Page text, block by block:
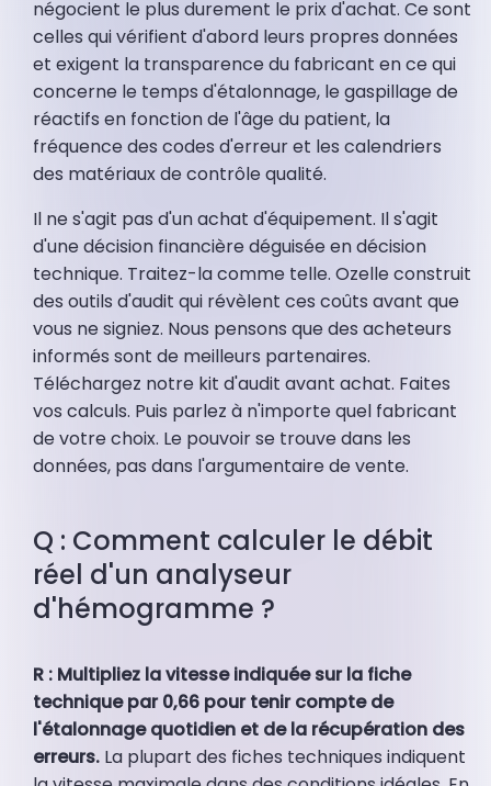
négocient le plus durement le prix d'achat. Ce sont
celles qui vérifient d'abord leurs propres données
et exigent la transparence du fabricant en ce qui
concerne le temps d'étalonnage, le gaspillage de
réactifs en fonction de l'âge du patient, la
fréquence des codes d'erreur et les calendriers
des matériaux de contrôle qualité.
Il ne s'agit pas d'un achat d'équipement. Il s'agit
d'une décision financière déguisée en décision
technique. Traitez-la comme telle. Ozelle construit
des outils d'audit qui révèlent ces coûts avant que
vous ne signiez. Nous pensons que des acheteurs
informés sont de meilleurs partenaires.
Téléchargez notre kit d'audit avant achat. Faites
vos calculs. Puis parlez à n'importe quel fabricant
de votre choix. Le pouvoir se trouve dans les
données, pas dans l'argumentaire de vente.
Q : Comment calculer le débit
réel d'un analyseur
d'hémogramme ?
R : Multipliez la vitesse indiquée sur la fiche
technique par 0,66 pour tenir compte de
l'étalonnage quotidien et de la récupération des
erreurs. La plupart des fiches techniques indiquent